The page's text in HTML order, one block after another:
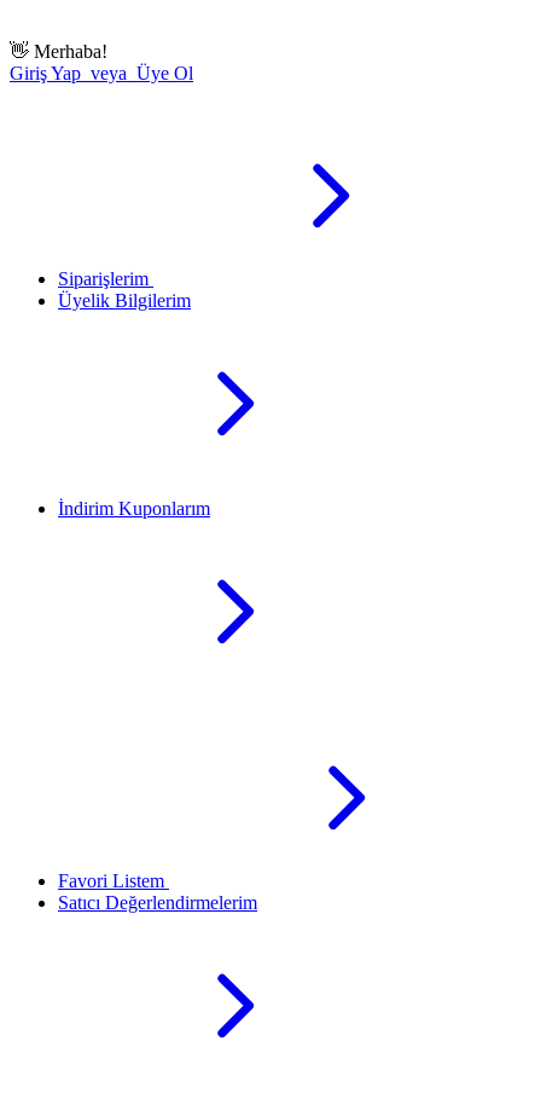
👋 Merhaba!
Giriş Yap veya Üye Ol
Siparişlerim
Üyelik Bilgilerim
İndirim Kuponlarım
Favori Listem
Satıcı Değerlendirmelerim